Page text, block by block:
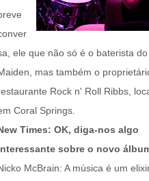
ele que não só é o baterista
mas também o
Rock n' Roll Ribbs,
Coral Springs.
Times: OK, diga-nos algo
sobre o novo
McBrain: A música é um